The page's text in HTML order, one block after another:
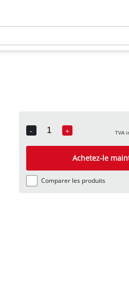
-
Quantity
+ TVA
Achetez-le
Comparer les produits